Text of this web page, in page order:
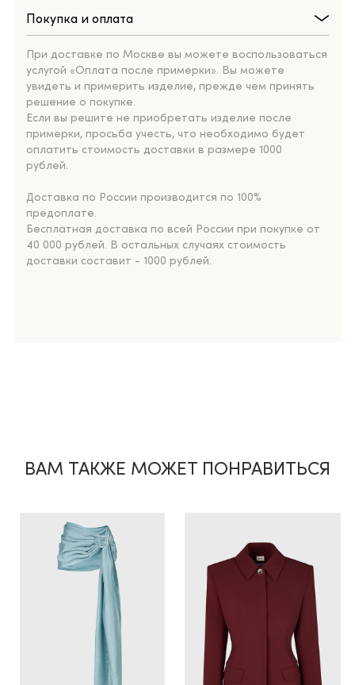
Покупка и оплата
При доставке по Москве вы можете воспользоваться
услугой «Оплата после примерки». Вы можете
увидеть и примерить изделие, прежде чем принять
решение о покупке.
Если вы решите не приобретать изделие после
примерки, просьба учесть, что необходимо будет
оплатить стоимость доставки в размере 1000
рублей.
Доставка по России производится по 100%
предоплате.
Бесплатная доставка по всей России при покупке от
40 000 рублей. В остальных случаях стоимость
доставки составит - 1000 рублей.
ВАМ ТАКЖЕ МОЖЕТ ПОНРАВИТЬСЯ